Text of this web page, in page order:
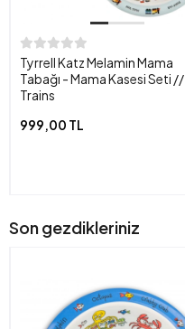
Tyrrell Katz Melamin Mama
Tabağı - Mama Kasesi Seti //
Trains
999,00 TL
Son gezdikleriniz